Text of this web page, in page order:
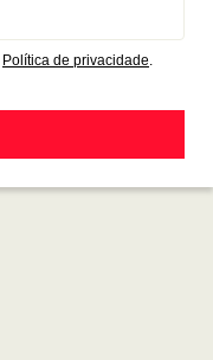
Política de privacidade.